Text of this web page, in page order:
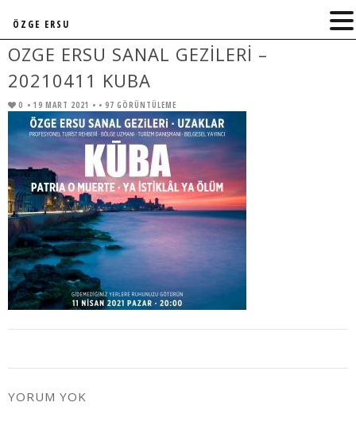
OZGE ERSU SANAL GEZILERI –
20210411 KUBA
0 • 19 MART 2021 • • 97 GÖRÜNTÜLEME
YORUM YOK
ÖZGE ERSU